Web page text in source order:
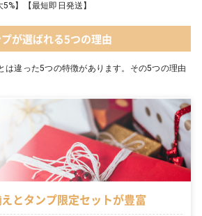
】【最短即日発送】
が選ばれる5つの理由
は違った5つの特徴があります。その5つの理由
とタンプ限定セットが豊富